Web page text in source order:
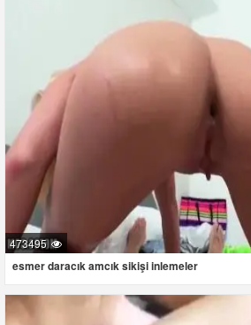
473495
esmer daracık amcık sikişi inlemeler